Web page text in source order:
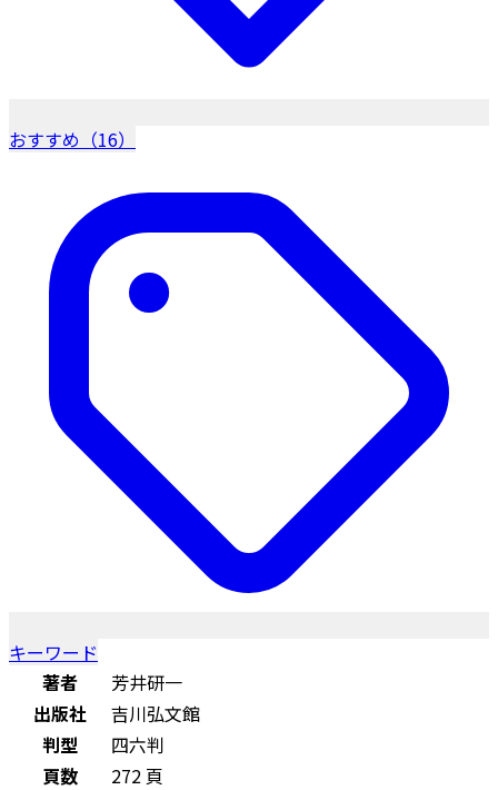
おすすめ（16）
キーワード
著者
芳井研一
出版社
吉川弘文館
判型
四六判
頁数
272 頁